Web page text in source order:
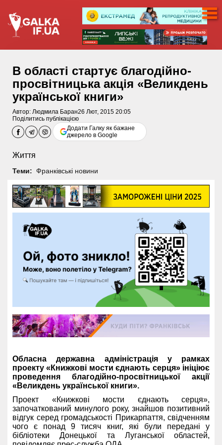
В області стартує благодійно-
просвітницька акція «Великдень
української книги»
Автор: Людмила Баран26 Лют, 2015 20:05
Поділитись публікацією
Додати Галку як бажане
джерело в Google
Життя
Теми: Франківські новини
Обласна державна адміністрація у рамках
проекту «Книжкові мости єднають серця» ініціює
проведення благодійно-просвітницької акції
«Великдень української книги».
Проект «Книжкові мости єднають серця»,
започаткований минулого року, знайшов позитивний
відгук серед громадськості Прикарпаття, свідченням
чого є понад 9 тисяч книг, які були передані у
бібліотеки Донецької та Луганської областей,